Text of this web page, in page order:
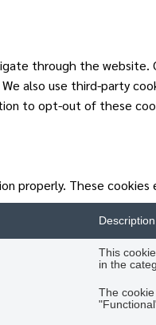
through the
also use third-party
to opt-out of these
properly. These
Description
This
in the
The